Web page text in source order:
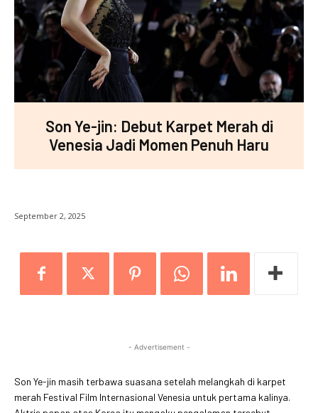
Son Ye-jin: Debut Karpet Merah di
Venesia Jadi Momen Penuh Haru
September 2, 2025
- Advertisement -
Son Ye-jin masih terbawa suasana setelah melangkah di karpet
merah Festival Film Internasional Venesia untuk pertama kalinya.